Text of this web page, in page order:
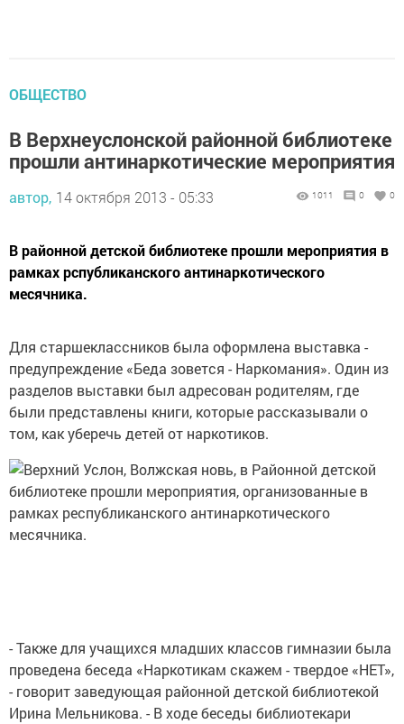
ОБЩЕСТВО
В Верхнеуслонской районной библиотеке
прошли антинаркотические мероприятия
автор, 14 октября 2013 - 05:33 1011 0 0
В районной детской библиотеке прошли мероприятия в
рамках рспубликанского антинаркотического
месячника.
Для старшеклассников была оформлена выставка -
предупреждение «Беда зовется - Наркомания». Один из
разделов выставки был адресован родителям, где
были представлены книги, которые рассказывали о
том, как уберечь детей от наркотиков.
- Также для учащихся младших классов гимназии была
проведена беседа «Наркотикам скажем - твердое «НЕТ»,
- говорит заведующая районной детской библиотекой
Ирина Мельникова. - В ходе беседы библиотекари